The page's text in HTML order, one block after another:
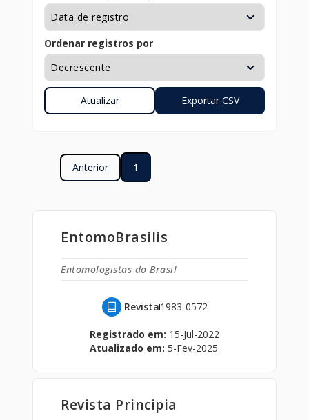
Ordenar registros por
Anterior 1
EntomoBrasilis
Entomologistas do Brasil
Revista1983-0572
Registrado em: 15-Jul-2022
Atualizado em: 5-Fev-2025
Revista Principia